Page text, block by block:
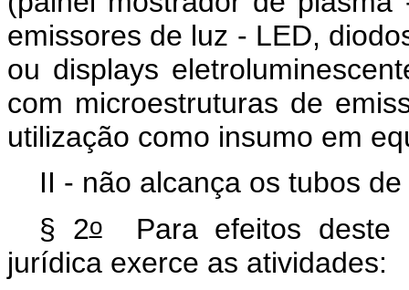
emissores de luz - LED,
ou displays
com microestruturas de
utilização como insumo em
II - não alcança os tubos
§ 2oPara efeitos deste
jurídica exerce as atividades: